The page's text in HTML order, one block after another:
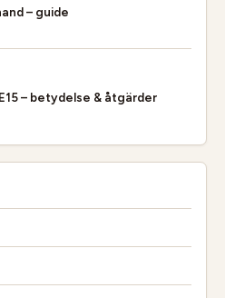
– guide
– betydelse & åtgärder